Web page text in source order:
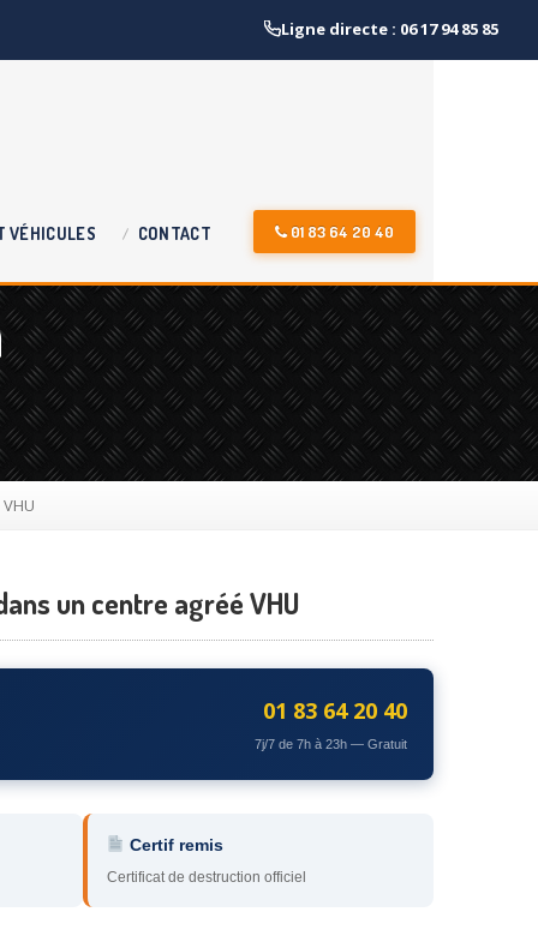
Ligne directe : 06 17 94 85 85
VÉHICULES CONTACT 01 83 64 20 40
un centre agréé VHU
01 83 64 20 40
7j/7 de 7h à 23h — Gratuit
Certif remis
Certificat de destruction officiel